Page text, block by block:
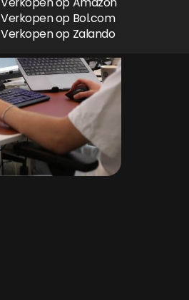
Verkopen op Bol.com
Verkopen op Zalando